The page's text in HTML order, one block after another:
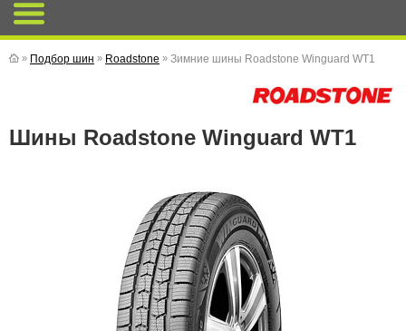
» Подбор шин » Roadstone » Зимние шины Roadstone Winguard WT1
Шины Roadstone Winguard WT1